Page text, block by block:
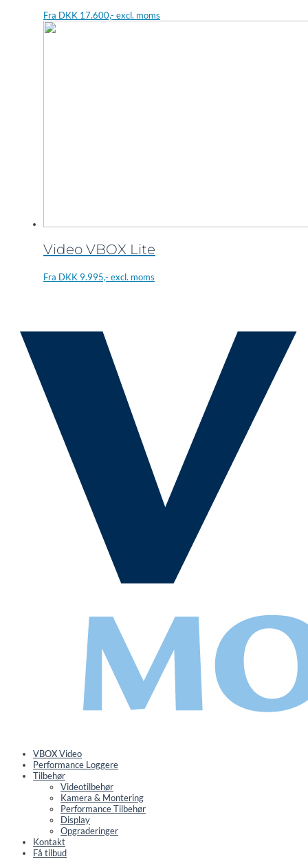
Fra DKK 17.600,- excl. moms
Video VBOX Lite
Fra DKK 9.995,- excl. moms
VBOX Video
Performance Loggere
Tilbehør
Videotilbehør
Kamera & Montering
Performance Tilbehør
Display
Opgraderinger
Kontakt
Få tilbud